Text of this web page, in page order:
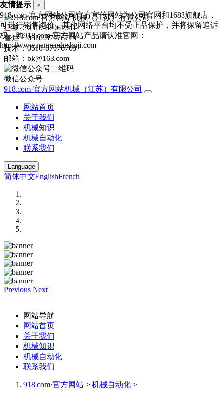
售前：0510-87061341
售后：0510-87076718
技术：0510-87076708
邮箱：bk@163.com
微信公众号
918.com·官方网站机械（江苏）有限公司
网站首页
关于我们
机械知识
机械自动化
联系我们
Language
简体中文EnglishFrench
Previous Next
网站导航
网站首页
关于我们
机械知识
机械自动化
联系我们
918.com·官方网站 > 机械自动化 >
友情提示 ×
918.com·官方网站公司官方宣传网站为公司官网和1688旗舰店，
可进行销售询价，其他网络平台均不受正品保护，并将保留追诉
权，购918.com·官方网站产品请认准官网：
http://www.nannandushuji.com